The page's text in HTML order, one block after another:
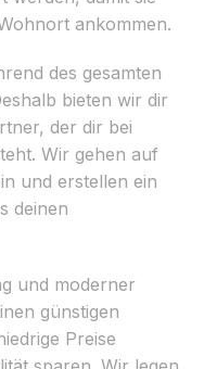
ankommen.
des gesamten
bieten wir dir
der dir bei
Wir gehen auf
und erstellen ein
deinen
und moderner
günstigen
Preise